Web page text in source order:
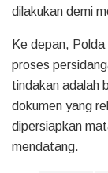
dilakukan demi
Ke depan,
proses
tindakan adalah
dokumen yang
dipersiapkan
mendatang.